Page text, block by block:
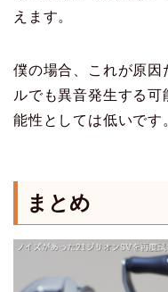
えます。
僕の場合、これが原
ルでも異音発生する
能性としては低いです
まとめ